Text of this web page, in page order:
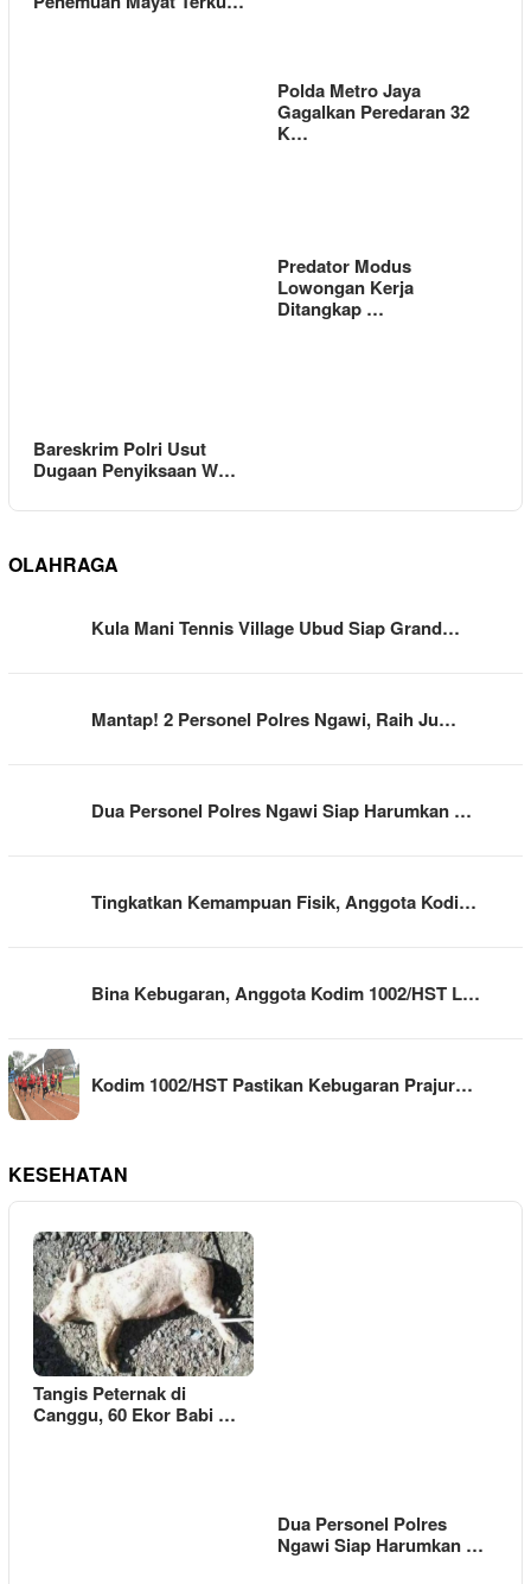
Polda Metro Jaya
Gagalkan Peredaran 32
K…
Bareskrim Polri Usut
Dugaan Penyiksaan W…
Predator Modus
Lowongan Kerja
Ditangkap …
OLAHRAGA
Kula Mani Tennis Village Ubud Siap Grand…
Mantap! 2 Personel Polres Ngawi, Raih Ju…
Dua Personel Polres Ngawi Siap Harumkan …
Tingkatkan Kemampuan Fisik, Anggota Kodi…
Bina Kebugaran, Anggota Kodim 1002/HST L…
Kodim 1002/HST Pastikan Kebugaran Prajur…
KESEHATAN
Tangis Peternak di
Canggu, 60 Ekor Babi …
Dua Personel Polres
Ngawi Siap Harumkan …